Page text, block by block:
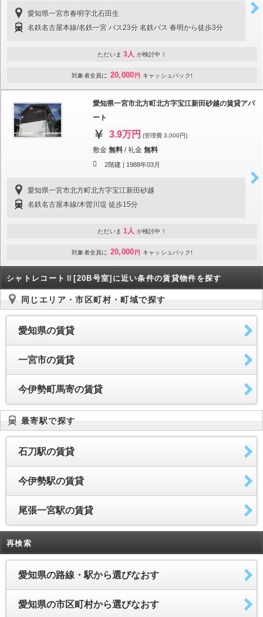
愛知県一宮市春明字北石田生
名鉄名古屋本線/名鉄一宮 バス23分 名鉄バス 春明から徒歩3分
ただいま 3人 が検討中！
対象者全員に 20,000 円 キャッシュバック!
愛知県一宮市北方町北方字宝江新田砂越の賃貸アパ
ート
3.9万円 (管理費 3,000円)
敷金 無料 /礼金 無料
2階建 | 1988年03月
愛知県一宮市北方町北方字宝江新田砂越
名鉄名古屋本線/木曽川堤 徒歩15分
ただいま 1人 が検討中！
対象者全員に 20,000 円 キャッシュバック!
シャトレコートⅡ[20B号室]に近い条件の賃貸物件を探す
同じエリア・市区町村・町域で探す
愛知県の賃貸
一宮市の賃貸
今伊勢町馬寄の賃貸
最寄駅で探す
石刀駅の賃貸
今伊勢駅の賃貸
尾張一宮駅の賃貸
再検索
愛知県の路線・駅から選びなおす
愛知県の市区町村から選びなおす